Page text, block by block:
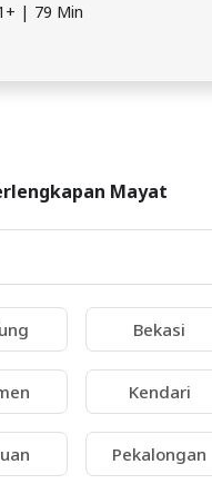
| 79 Min
Mayat
Bekasi
Kendari
Pekalongan